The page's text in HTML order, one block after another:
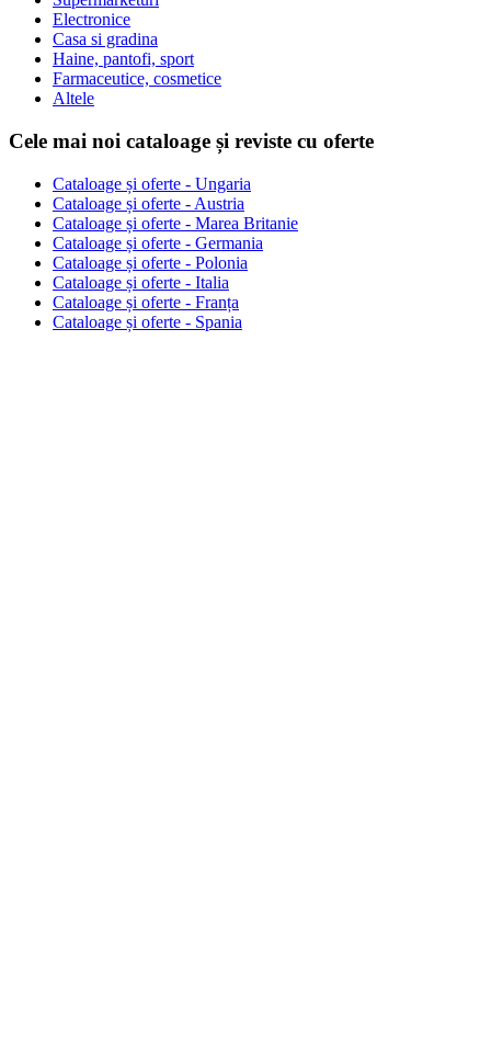
Electronice
Casa si gradina
Haine, pantofi, sport
Farmaceutice, cosmetice
Altele
Cele mai noi cataloage și reviste cu oferte
Cataloage și oferte - Ungaria
Cataloage și oferte - Austria
Cataloage și oferte - Marea Britanie
Cataloage și oferte - Germania
Cataloage și oferte - Polonia
Cataloage și oferte - Italia
Cataloage și oferte - Franța
Cataloage și oferte - Spania